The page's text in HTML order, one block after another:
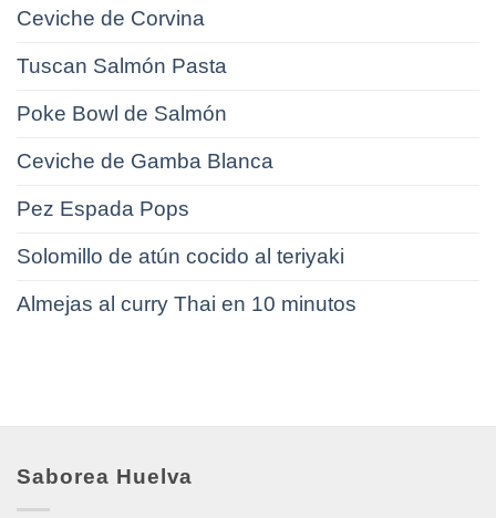
Ceviche de Corvina
Tuscan Salmón Pasta
Poke Bowl de Salmón
Ceviche de Gamba Blanca
Pez Espada Pops
Solomillo de atún cocido al teriyaki
Almejas al curry Thai en 10 minutos
Saborea Huelva